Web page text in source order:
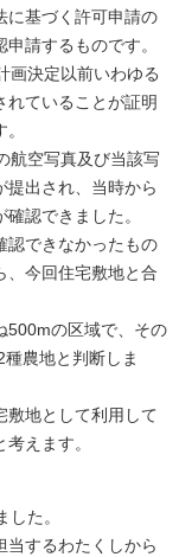
に基づく許可申請の
請するものです。
画決定以前いわゆる
れていることが証明
航空写真及び当該写
提出され、当時から
認できました。
認できなかったもの
、今回住宅敷地と合
500mの区域で、その
農地と判断しま
敷地として利用して
えます。
た。
当するわたくしから